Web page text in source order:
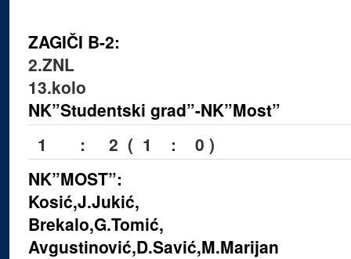
ZAGIČI B-2:
2.ZNL
13.kolo
NK”Studentski grad”-NK”Most”
1 : 2 ( 1 : 0 )
NK”MOST”:
Kosić,J.Jukić,
Brekalo,G.Tomić,
Avgustinović,D.Savić,M.Marijan